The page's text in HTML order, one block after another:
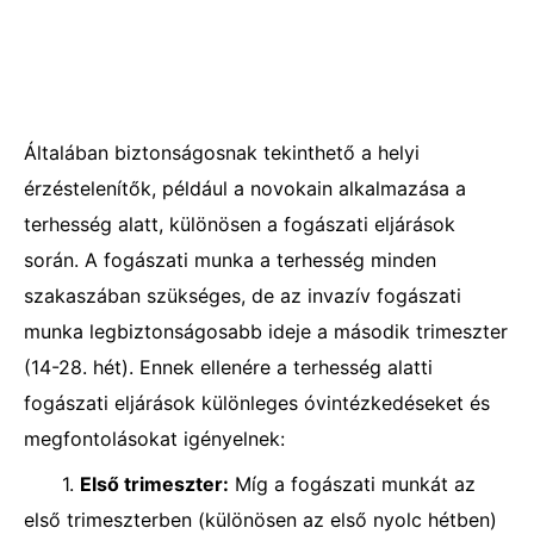
Általában biztonságosnak tekinthető a helyi
érzéstelenítők, például a novokain alkalmazása a
terhesség alatt, különösen a fogászati ​​eljárások
során. A fogászati ​​​​munka a terhesség minden
szakaszában szükséges, de az invazív fogászati ​​​​
munka legbiztonságosabb ideje a második trimeszter
(14-28. hét). Ennek ellenére a terhesség alatti
fogászati ​​eljárások különleges óvintézkedéseket és
megfontolásokat igényelnek:
1. Első trimeszter: Míg a fogászati ​​munkát az
első trimeszterben (különösen az első nyolc hétben)